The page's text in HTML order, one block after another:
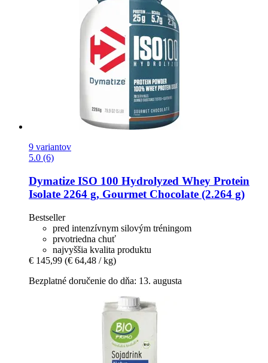
9 variantov
5.0 (6)
Dymatize ISO 100 Hydrolyzed Whey Protein
Isolate 2264 g, Gourmet Chocolate (2.264 g)
Bestseller
pred intenzívnym silovým tréningom
prvotriedna chuť
najvyššia kvalita produktu
€ 145,99 (€ 64,48 / kg)
Bezplatné doručenie do dňa: 13. augusta